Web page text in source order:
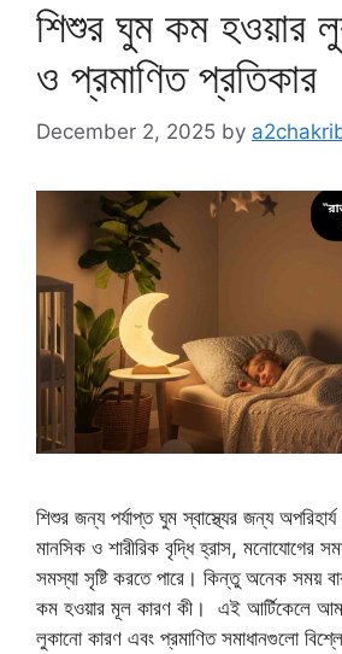
শিশুর ঘুম কম হওয়ার
ও প্রমাণিত প্রতিকার
December 2, 2025 by
শিশুর জন্য পর্যাপ্ত ঘুম স্বাস্থ্যের জন্য
মানসিক ও শারীরিক বৃদ্ধি হ্রাস, মনোযোগের
সমস্যা সৃষ্টি করতে পারে। কিন্তু অনেক সময়
কম হওয়ার মূল কারণ কী। এই আর্টিকেলে
লুকানো কারণ এবং প্রমাণিত সমাধানগুলো